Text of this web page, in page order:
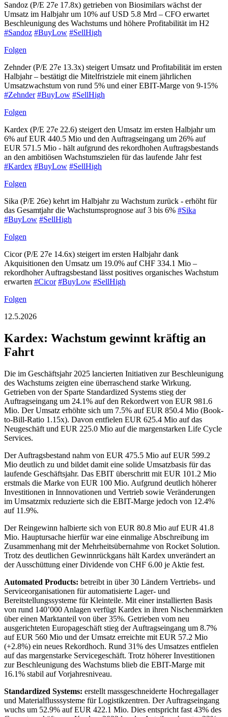
Sandoz (P/E 27e 17.8x) getrieben von Biosimilars wächst der
Umsatz im Halbjahr um 10% auf USD 5.8 Mrd – CFO erwartet
Beschleunigung des Wachstums und höhere Profitabilität im H2
#Sandoz #BuyLow #SellHigh
Folgen
Zehnder (P/E 27e 13.3x) steigert Umsatz und Profitabilität im ersten
Halbjahr – bestätigt die Mitelfristziele mit einem jährlichen
Umsatzwachstum von rund 5% und einer EBIT-Marge von 9-15%
#Zehnder #BuyLow #SellHigh
Folgen
Kardex (P/E 27e 22.6) steigert den Umsatz im ersten Halbjahr um
6% auf EUR 440.5 Mio und den Auftragseingang um 26% auf
EUR 571.5 Mio - hält aufgrund des rekordhohen Auftragsbestands
an den ambitiösen Wachstumszielen für das laufende Jahr fest
#Kardex #BuyLow #SellHigh
Folgen
Sika (P/E 26e) kehrt im Halbjahr zu Wachstum zurück - erhöht für
das Gesamtjahr die Wachstumsprognose auf 3 bis 6% #Sika
#BuyLow #SellHigh
Folgen
Cicor (P/E 27e 14.6x) steigert im ersten Halbjahr dank
Akquisitionen den Umsatz um 19.0% auf CHF 334.1 Mio –
rekordhoher Auftragsbestand lässt positives organisches Wachstum
erwarten #Cicor #BuyLow #SellHigh
Folgen
12.5.2026
Kardex: Wachstum gewinnt kräftig an
Fahrt
Die im Geschäftsjahr 2025 lancierten Initiativen zur Beschleunigung
des Wachstums zeigten eine überraschend starke Wirkung.
Getrieben von der Sparte Standardized Systems stieg der
Auftragseingang um 24.1% auf den Rekordwert von EUR 981.6
Mio. Der Umsatz erhöhte sich um 7.5% auf EUR 850.4 Mio (Book-
to-Bill-Ratio 1.15x). Davon entfielen EUR 625.4 Mio auf das
Neugeschäft und EUR 225.0 Mio auf die margenstarken Life Cycle
Services.
Der Auftragsbestand nahm von EUR 475.5 Mio auf EUR 599.2
Mio deutlich zu und bildet damit eine solide Umsatzbasis für das
laufende Geschäftsjahr. Das EBIT überschritt mit EUR 101.2 Mio
erstmals die Marke von EUR 100 Mio. Aufgrund deutlich höherer
Investitionen in Innnovationen und Vertrieb sowie Veränderungen
im Umsatzmix reduzierte sich die EBIT-Marge jedoch von 12.4%
auf 11.9%.
Der Reingewinn halbierte sich von EUR 80.8 Mio auf EUR 41.8
Mio. Hauptursache hierfür war eine einmalige Abschreibung im
Zusammenhang mit der Mehrheitsübernahme von Rocket Solution.
Trotz des deutlichen Gewinnrückgans hält Kardex unverändert an
der Ausschüttung einer Dividende von CHF 6.00 je Aktie fest.
Automated Products: betreibt in über 30 Ländern Vertriebs- und
Serviceorganisationen für automatisierte Lager- und
Bereitstellungssysteme für Kleinteile. Mit einer installierten Basis
von rund 140’000 Anlagen verfügt Kardex in ihren Nischenmärkten
über einen Marktanteil von über 35%. Getrieben vom neu
ausgerichteten Europageschäft stieg der Auftragseingang um 8.7%
auf EUR 560 Mio und der Umsatz erreichte mit EUR 57.2 Mio
(+2.8%) ein neues Rekordhoch. Rund 31% des Umsatzes entfielen
auf das margenstarke Servicegeschäft. Trotz höherer Investitionen
zur Beschleunigung des Wachstums blieb die EBIT-Marge mit
16.1% stabil auf Vorjahresniveau.
Standardized Systems: erstellt massgeschneiderte Hochregallager
und Materialflusssysteme für Logistikzentren. Der Auftragseingang
wuchs um 52.9% auf EUR 422.1 Mio. Dies entspricht fast 43% des